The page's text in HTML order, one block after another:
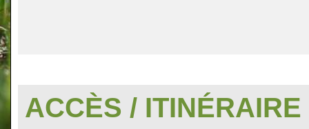
ACCÈS / ITINÉRAIRE